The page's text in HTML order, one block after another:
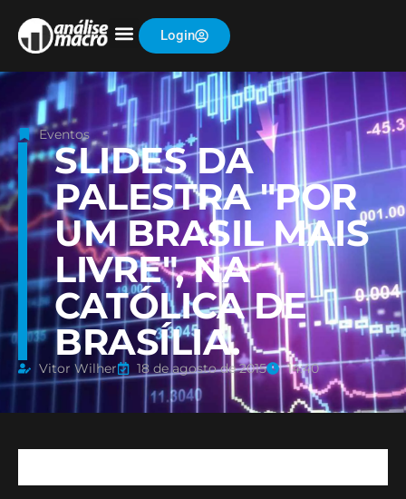
Login
Eventos
SLIDES DA
PALESTRA "POR
UM BRASIL MAIS
LIVRE", NA
CATÓLICA DE
BRASÍLIA.
Vitor Wilher 18 de agosto de 2015 14:40